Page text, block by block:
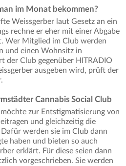
im Monat bekommen?
Weissgerber laut Gesetz an ein
rechne er eher mit einer Abgabe
Wer Mitglied im Club werden
und einen Wohnsitz in
der Club gegenüber HITRADIO
ausgeben wird, prüft der
Cannabis Social Club
zur Entstigmatisierung von
und gleichzeitig die
werden sie im Club dann
haben und bieten so auch
erklärt. Für diese seien dann
vorgeschrieben. Sie werden